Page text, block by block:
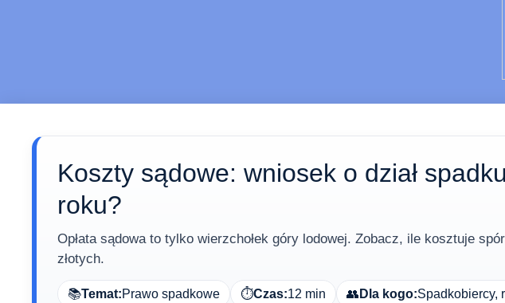
Koszty sądowe: wniosek o dział
roku?
Opłata sądowa to tylko wierzchołek góry lodowej. Zobacz, ile kosztuje
złotych.
📚Temat:Prawo spadkowe ⏱️Czas:12 min 👥 Dla kogo:Spadkobiercy,